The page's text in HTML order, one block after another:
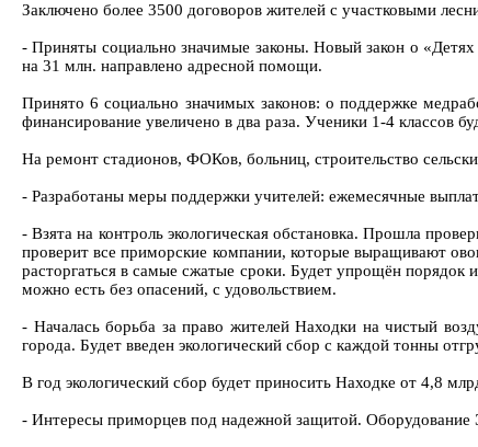
Заключено более 3500 договоров жителей с участковыми
- Приняты социально значимые законы. Новый закон о
на 31 млн. направлено адресной помощи.
Принято 6 социально значимых законов: о поддержке
финансирование увеличено в два раза. Ученики 1-4 классов
На ремонт стадионов, ФОКов, больниц, строительство
- Разработаны меры поддержки учителей: ежемесячные
- Взята на контроль экологическая обстановка. Прошла
проверит все приморские компании, которые выращивают
расторгаться в самые сжатые сроки. Будет упрощён
можно есть без опасений, с удовольствием.
- Началась борьба за право жителей Находки на чистый
города. Будет введен экологический сбор с каждой тонны
В год экологический сбор будет приносить Находке от 4,8
- Интересы приморцев под надежной защитой. Оборудование